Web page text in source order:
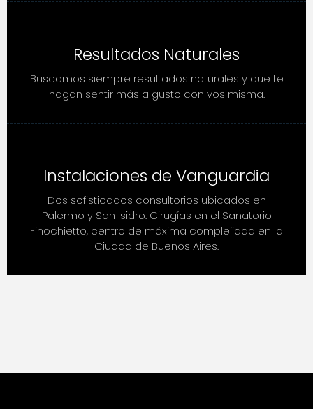
Resultados Naturales
Buscamos siempre resultados naturales y que te
hagan sentir más a gusto con vos misma.
Instalaciones de Vanguardia
Dos sofisticados consultorios ubicados en
Palermo y San Isidro. Cirugías en el Sanatorio
Finochietto, centro de máxima complejidad en la
Ciudad de Buenos Aires.